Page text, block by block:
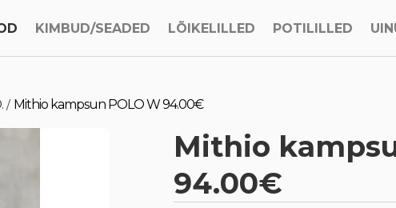
KIMBUD/SEADED LÕIKELILLED POTILILLED
/ Mithio kampsun POLO W 94.00€
Mithio
94.00€